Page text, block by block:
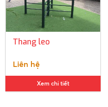
Thang leo
Liên hệ
Xem chi tiết